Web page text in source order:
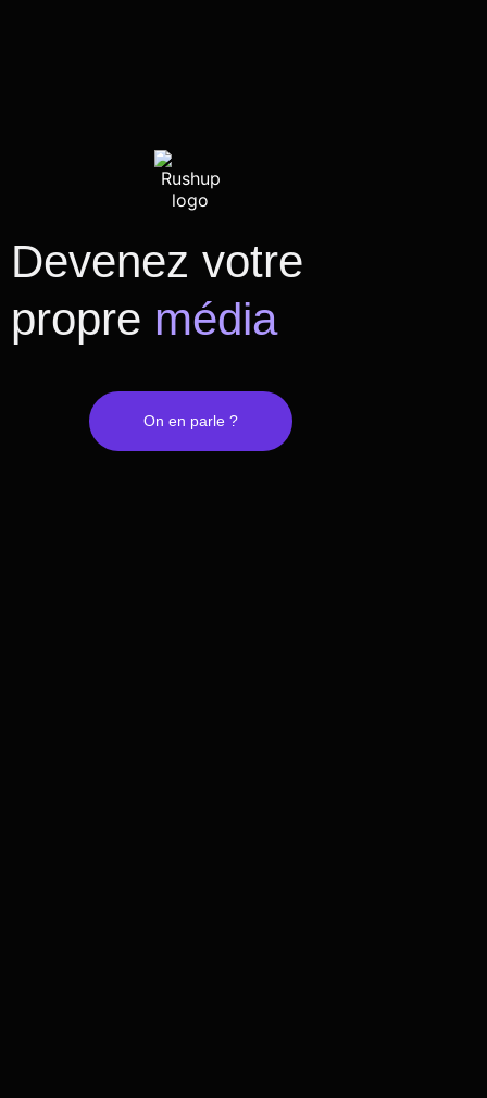
Devenez votre
propre média
On en parle ?